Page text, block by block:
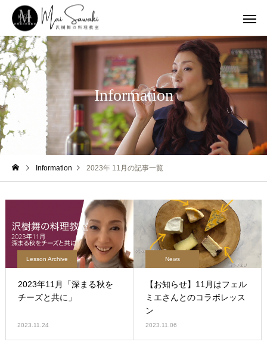
Information
Information 2023年 11月の記事一覧
Lesson Archive
2023年11月「深まる秋を
チーズと共に」
2023.11.24
News
【お知らせ】11月はフェル
ミエさんとのコラボレッス
ン
2023.11.06